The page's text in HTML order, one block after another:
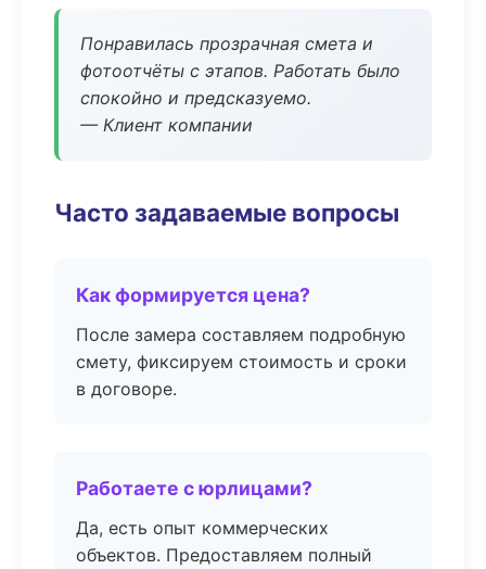
Понравилась прозрачная смета и
фотоотчёты с этапов. Работать было
спокойно и предсказуемо.
— Клиент компании
Часто задаваемые вопросы
Как формируется цена?
После замера составляем подробную
смету, фиксируем стоимость и сроки
в договоре.
Работаете с юрлицами?
Да, есть опыт коммерческих
объектов. Предоставляем полный